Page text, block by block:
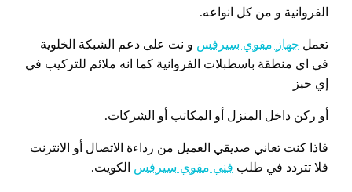
الفروانية و من كل انواعه.
تعمل جهاز مقوي سيرفس و نت على دعم الشبكة الخلوية
في اي منطقة باسطبلات الفروانية كما انه ملائم للتركيب في
إي حيز
أو ركن داخل المنزل أو المكاتب أو الشركات.
فاذا كنت تعاني صديقي العميل من رداءة الاتصال أو الانترنت
فلا تتردد في طلب فني مقوي سيرفس الكويت.